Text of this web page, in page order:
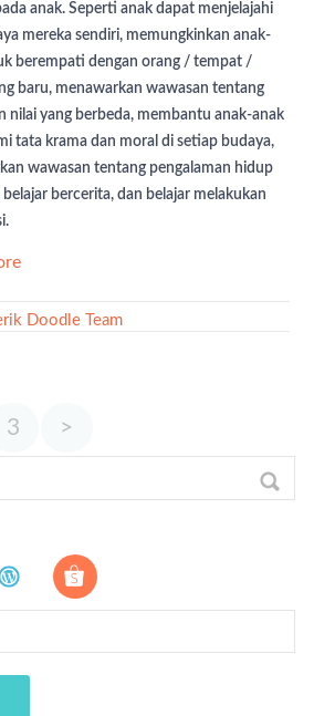
anak. Seperti anak dapat menjelajahi
mereka sendiri, memungkinkan anak-
berempati dengan orang / tempat /
baru, menawarkan wawasan tentang
nilai yang berbeda, membantu anak-anak
tata krama dan moral di setiap budaya,
wawasan tentang pengalaman hidup
belajar bercerita, dan belajar melakukan
Doodle Team
3 >